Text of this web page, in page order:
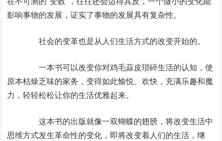
影响事物的发展，证实了事物的发展具有复杂性。
社会的变革也是从人们生活方式的改变开始的。
一本书可以改变你对鸡毛蒜皮琐碎生活的认知，使
原本枯燥乏味的家务，变得如此愉悦、欢快，充满乐趣和魔
力，轻轻松松让你的生活优雅起来。
这本书的出版就像一双蝴蝶的翅膀，将改变生活中
思维方式发生革命性的变化，即将改变着人们的生活，继